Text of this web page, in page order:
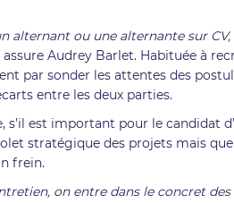
alternant ou une alternante sur
assure Audrey Barlet. Habituée à
par sonder les attentes des
entre les deux parties.
s’il est important pour le candidat
stratégique des projets mais
frein.
on entre dans le concret